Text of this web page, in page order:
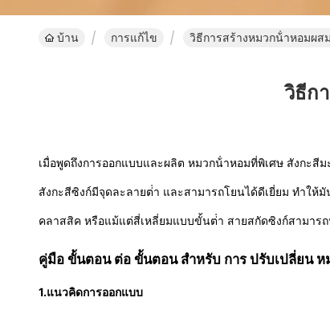
บ้าน การแก้ไข วิธีการสร้างหมวกน้ําหอมผ
วิธีก
เมื่อพูดถึงการออกแบบและผลิต หมวกน้ําหอมที่พิเศษ สังกะ
สังกะสีซิงก์มีจุดละลายต่ํา และสามารถโยนได้ดีเยี่ยม ทําใ
คลาสสิค หรือแม้แต่สี่เหลี่ยมแบบขั้นต่ํา สายสกัดซิงก์สามารถ
คู่มือ ขั้นตอน ต่อ ขั้นตอน สําหรับ การ ปรับเปลี่ยน
1.แนวคิดการออกแบบ